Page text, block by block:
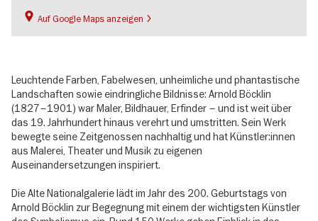
Auf Google Maps anzeigen
Leuchtende Farben, Fabelwesen, unheimliche und phantastische
Landschaften sowie eindringliche Bildnisse: Arnold Böcklin
(1827–1901) war Maler, Bildhauer, Erfinder – und ist weit über
das 19. Jahrhundert hinaus verehrt und umstritten. Sein Werk
bewegte seine Zeitgenossen nachhaltig und hat Künstler:innen
aus Malerei, Theater und Musik zu eigenen
Auseinandersetzungen inspiriert.
Die Alte Nationalgalerie lädt im Jahr des 200. Geburtstags von
Arnold Böcklin zur Begegnung mit einem der wichtigsten Künstler